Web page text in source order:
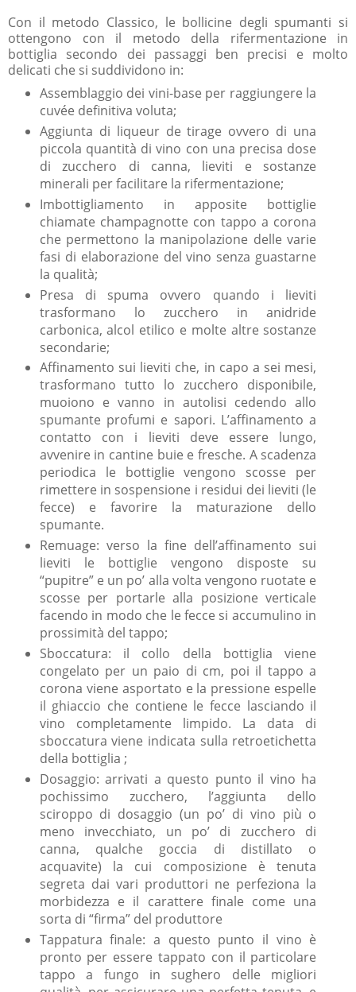
Con il metodo Classico, le bollicine degli spumanti si
ottengono con il metodo della rifermentazione in
bottiglia secondo dei passaggi ben precisi e molto
delicati che si suddividono in:
Assemblaggio dei vini-base per raggiungere la
cuvée definitiva voluta;
Aggiunta di liqueur de tirage ovvero di una
piccola quantità di vino con una precisa dose
di zucchero di canna, lieviti e sostanze
minerali per facilitare la rifermentazione;
Imbottigliamento in apposite bottiglie
chiamate champagnotte con tappo a corona
che permettono la manipolazione delle varie
fasi di elaborazione del vino senza guastarne
la qualità;
Presa di spuma ovvero quando i lieviti
trasformano lo zucchero in anidride
carbonica, alcol etilico e molte altre sostanze
secondarie;
Affinamento sui lieviti che, in capo a sei mesi,
trasformano tutto lo zucchero disponibile,
muoiono e vanno in autolisi cedendo allo
spumante profumi e sapori. L’affinamento a
contatto con i lieviti deve essere lungo,
avvenire in cantine buie e fresche. A scadenza
periodica le bottiglie vengono scosse per
rimettere in sospensione i residui dei lieviti (le
fecce) e favorire la maturazione dello
spumante.
Remuage: verso la fine dell’affinamento sui
lieviti le bottiglie vengono disposte su
“pupitre” e un po’ alla volta vengono ruotate e
scosse per portarle alla posizione verticale
facendo in modo che le fecce si accumulino in
prossimità del tappo;
Sboccatura: il collo della bottiglia viene
congelato per un paio di cm, poi il tappo a
corona viene asportato e la pressione espelle
il ghiaccio che contiene le fecce lasciando il
vino completamente limpido. La data di
sboccatura viene indicata sulla retroetichetta
della bottiglia ;
Dosaggio: arrivati a questo punto il vino ha
pochissimo zucchero, l’aggiunta dello
sciroppo di dosaggio (un po’ di vino più o
meno invecchiato, un po’ di zucchero di
canna, qualche goccia di distillato o
acquavite) la cui composizione è tenuta
segreta dai vari produttori ne perfeziona la
morbidezza e il carattere finale come una
sorta di “firma” del produttore
Tappatura finale: a questo punto il vino è
pronto per essere tappato con il particolare
tappo a fungo in sughero delle migliori